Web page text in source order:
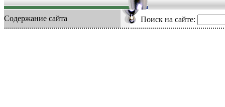
Содержание сайта Поиск на сайте: